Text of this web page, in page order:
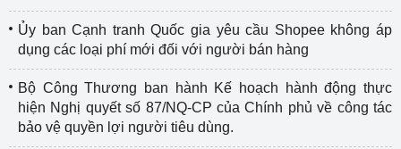
Ủy ban Cạnh tranh Quốc gia yêu cầu Shopee không áp
dụng các loại phí mới đối với người bán hàng
Bộ Công Thương ban hành Kế hoạch hành động thực
hiện Nghị quyết số 87/NQ-CP của Chính phủ về công tác
bảo vệ quyền lợi người tiêu dùng.